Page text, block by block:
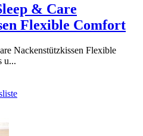
& Care
Flexible Comfort
Nackenstützkissen Flexible
u...